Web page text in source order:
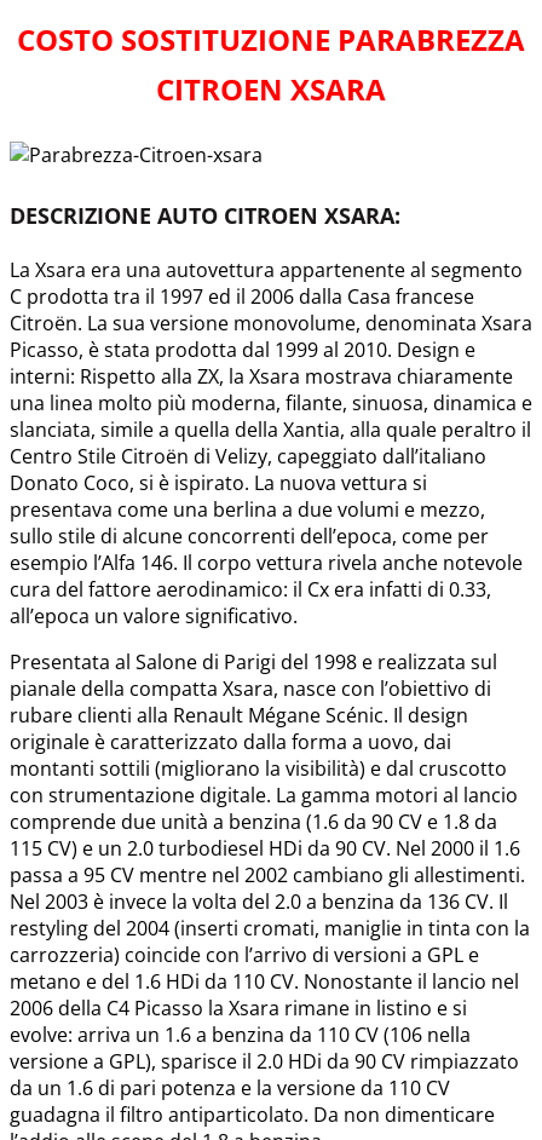
COSTO SOSTITUZIONE PARABREZZA
CITROEN XSARA
DESCRIZIONE AUTO CITROEN XSARA:
La Xsara era una autovettura appartenente al segmento
C prodotta tra il 1997 ed il 2006 dalla Casa francese
Citroën. La sua versione monovolume, denominata Xsara
Picasso, è stata prodotta dal 1999 al 2010. Design e
interni: Rispetto alla ZX, la Xsara mostrava chiaramente
una linea molto più moderna, filante, sinuosa, dinamica e
slanciata, simile a quella della Xantia, alla quale peraltro il
Centro Stile Citroën di Velizy, capeggiato dall’italiano
Donato Coco, si è ispirato. La nuova vettura si
presentava come una berlina a due volumi e mezzo,
sullo stile di alcune concorrenti dell’epoca, come per
esempio l’Alfa 146. Il corpo vettura rivela anche notevole
cura del fattore aerodinamico: il Cx era infatti di 0.33,
all’epoca un valore significativo.
Presentata al Salone di Parigi del 1998 e realizzata sul
pianale della compatta Xsara, nasce con l’obiettivo di
rubare clienti alla Renault Mégane Scénic. Il design
originale è caratterizzato dalla forma a uovo, dai
montanti sottili (migliorano la visibilità) e dal cruscotto
con strumentazione digitale. La gamma motori al lancio
comprende due unità a benzina (1.6 da 90 CV e 1.8 da
115 CV) e un 2.0 turbodiesel HDi da 90 CV. Nel 2000 il 1.6
passa a 95 CV mentre nel 2002 cambiano gli allestimenti.
Nel 2003 è invece la volta del 2.0 a benzina da 136 CV. Il
restyling del 2004 (inserti cromati, maniglie in tinta con la
carrozzeria) coincide con l’arrivo di versioni a GPL e
metano e del 1.6 HDi da 110 CV. Nonostante il lancio nel
2006 della C4 Picasso la Xsara rimane in listino e si
evolve: arriva un 1.6 a benzina da 110 CV (106 nella
versione a GPL), sparisce il 2.0 HDi da 90 CV rimpiazzato
da un 1.6 di pari potenza e la versione da 110 CV
guadagna il filtro antiparticolato. Da non dimenticare